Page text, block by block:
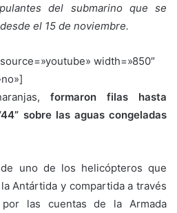
del submarino que se
el 15 de noviembre.
width=»850″
formaron filas hasta
sobre las aguas congeladas
uno de los helicópteros que
Antártida y compartida a través
las cuentas de la Armada